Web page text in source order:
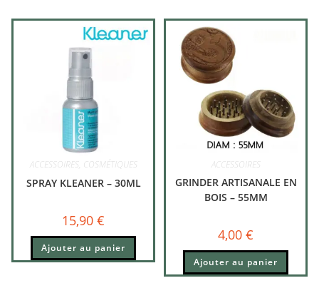
ACCESSOIRES COSMÉTIQUES
SPRAY KLEANER – 30ML
15,90 €
Ajouter au panier
ACCESSOIRES
GRINDER ARTISANALE EN
BOIS – 55MM
4,00 €
Ajouter au panier